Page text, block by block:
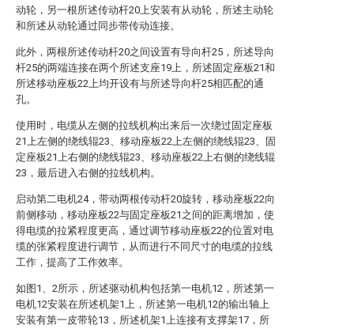
动轮，另一根所述传动杆20上安装有从动轮，所述主动轮
和所述从动轮通过同步带传动连接。
此外，两根所述传动杆20之间设置有导向杆25，所述导向
杆25的两端连接在两个所述支座19上，所述固定座板21和
所述移动座板22上均开设有与所述导向杆25相匹配的通
孔。
使用时，电缆从左侧的拉线机构出来后一次绕过固定座板
21上左侧的绕线辊23、移动座板22上左侧的绕线辊23、固
定座板21上右侧的绕线辊23、移动座板22上右侧的绕线辊
23，最后进入右侧的拉线机构。
启动第二电机24，带动两根传动杆20旋转，移动座板22向
前侧移动，移动座板22与固定座板21之间的距离增加，使
得电缆的拉紧程度更高，通过调节移动座板22的位置对电
缆的张紧程度进行调节，从而进行不同尺寸的电缆的拉线
工作，提高了工作效率。
如图1、2所示，所述驱动机构包括第一电机12，所述第一
电机12安装在所述机架1上，所述第一电机12的输出轴上
安装有第一皮带轮13，所述机架1上连接有支撑架17，所